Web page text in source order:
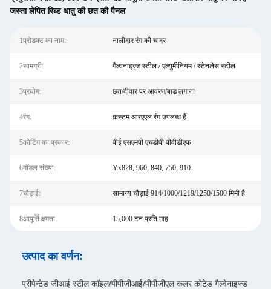
जस्ता लेपित रिब्ड धातु की छत की पैनल
1प्रोडक्ट का नाम: नालीदार रंग की चादर
2सामग्री: गैल्वनाइज्ड स्टील / एल्युमीनियम / स्टेनलेस स्टील
3प्रयोग: छत/दीवार पर आवरण/बाड़ लगाना
4रंग: कस्टम आरएएल रंग उपलब्ध हैं
5कोटिंग का प्रकार: पीई एसएमपी एचडीपी पीवीडीएफ
6मॉडल संख्या: Yx828, 960, 840, 750, 910
7चौड़ाई: सामान्य चौड़ाई 914/1000/1219/1250/1500 मिमी है
8आपूर्ति क्षमता: 15,000 टन प्रति माह
उत्पाद का वर्णन:
प्रीपेन्टेड जीआई स्टील कॉइल/पीपीजीआई/पीपीजीएल कलर कोटेड गैल्वेनाइज्ड